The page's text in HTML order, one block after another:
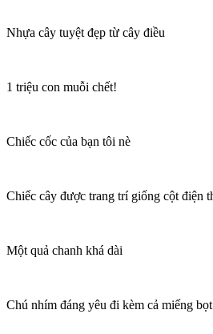
Nhựa cây tuyệt đẹp từ cây điều
1 triệu con muỗi chết!
Chiếc cốc của bạn tôi nè
Chiếc cây được trang trí giống cột điện
Một quả chanh khá dài
Chú nhím đáng yêu đi kèm cả miếng